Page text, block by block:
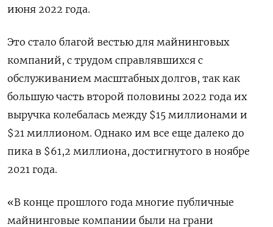
июня 2022 года.
Это стало благой вестью для майнинговых
компаний, с трудом справлявшихся с
обслуживанием масштабных долгов, так как
большую часть второй половины 2022 года их
выручка колебалась между $15 миллионами и
$21 миллионом. Однако им все еще далеко до
пика в $61,2 миллиона, достигнутого в ноябре
2021 года.
«В конце прошлого года многие публичные
майнинговые компании были на грани